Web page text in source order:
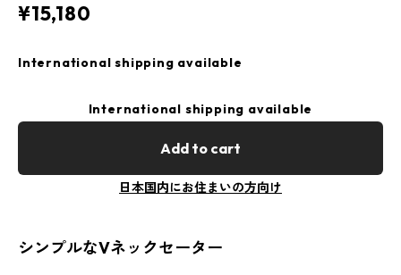
¥15,180
International shipping available
International shipping available
Add to cart
日本国内にお住まいの方向け
シンプルなVネックセーター